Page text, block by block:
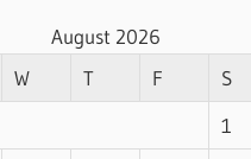
August 2026
W T F S
1